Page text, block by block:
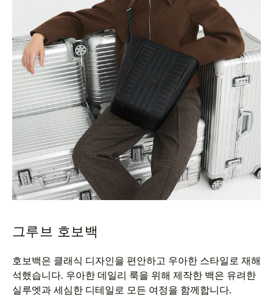
그루브 호보백
호보백은 클래식 디자인을 편안하고 우아한 스타일로 재해
석했습니다. 우아한 데일리 룩을 위해 제작한 백은 유려한
실루엣과 세심한 디테일로 모든 여정을 함께합니다.